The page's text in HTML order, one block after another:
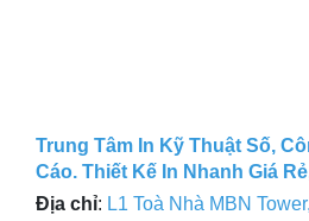
Trung Tâm In Kỹ Thuật Số,
Cáo. Thiết Kế In Nhanh Giá
Địa chỉ: L1 Toà Nhà MBN